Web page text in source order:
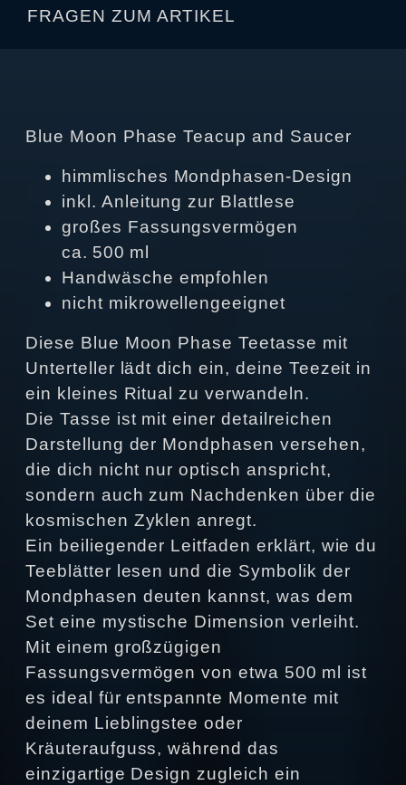
FRAGEN ZUM ARTIKEL
Blue Moon Phase Teacup and Saucer
himmlisches Mondphasen‑Design
inkl. Anleitung zur Blattlese
großes Fassungsvermögen
ca. 500 ml
Handwäsche empfohlen
nicht mikrowellengeeignet
Diese Blue Moon Phase Teetasse mit
Unterteller lädt dich ein, deine Teezeit in
ein kleines Ritual zu verwandeln.
Die Tasse ist mit einer detailreichen
Darstellung der Mondphasen versehen,
die dich nicht nur optisch anspricht,
sondern auch zum Nachdenken über die
kosmischen Zyklen anregt.
Ein beiliegender Leitfaden erklärt, wie du
Teeblätter lesen und die Symbolik der
Mondphasen deuten kannst, was dem
Set eine mystische Dimension verleiht.
Mit einem großzügigen
Fassungsvermögen von etwa 500 ml ist
es ideal für entspannte Momente mit
deinem Lieblingstee oder
Kräuteraufguss, während das
einzigartige Design zugleich ein